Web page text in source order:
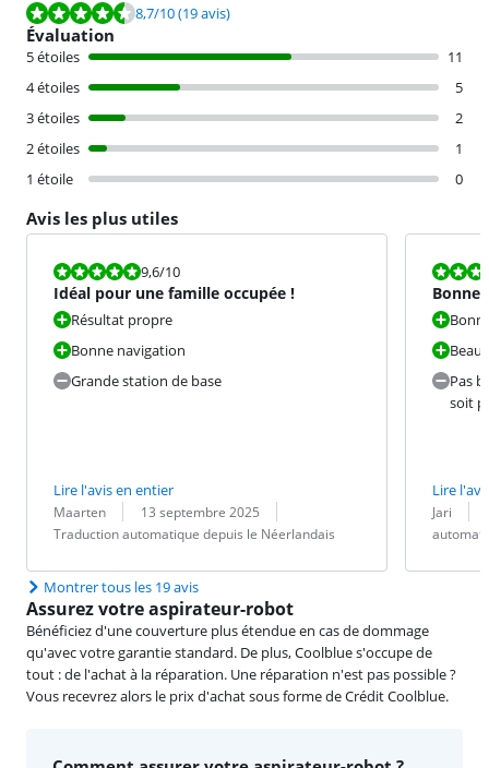
La note est de 8,7 sur 10, basée sur 19 avis.
8,7/10(19 avis)
Évaluation
5 étoiles
11
4 étoiles
5
3 étoiles
2
2 étoiles
1
1 étoile
0
Avis les plus utiles
La note est 9,6 sur 10.
9,6/10
Idéal pour une famille occupée !
Résultat propre
Bonne navigation
Grande station de base
Lire l'avis en entier
Évaluation par :
Maarten
Date : 13 septembre 2025
Traduction :
Traduction automatique depuis le Néerlandais
La note est
Bonne
Beau
Pas
soit
Lire
Évaluation
Jari
Date :
Traduction :
Montrer tous les 19 avis
Assurez votre aspirateur-robot
Bénéficiez d'une couverture plus étendue en cas de dommage
qu'avec votre garantie standard. De plus, Coolblue s'occupe de
tout : de l'achat à la réparation. Une réparation n'est pas possible ?
Vous recevrez alors le prix d'achat sous forme de Crédit Coolblue.